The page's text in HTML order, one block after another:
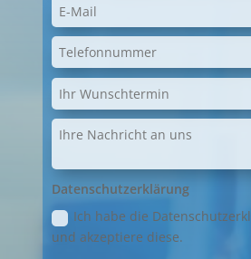
Datenschutzerklärung
Ich habe die
und akzeptiere diese.